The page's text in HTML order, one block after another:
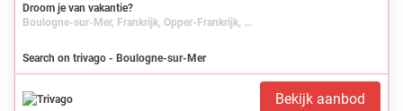
Droom je van vakantie?
Boulogne-sur-Mer, Frankrijk, Opper-Frankrijk, Nord-Pas-de-Calais, Pas-de-Calais
Search on trivago - Boulogne-sur-Mer
Bekijk aanbod